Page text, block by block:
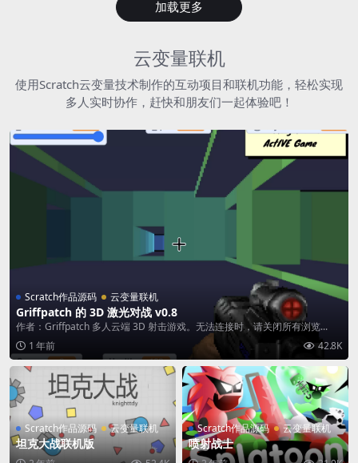
加载更多
云变量联机
使用Scratch云变量技术制作的互动项目和联机功能，轻松实现
多人实时协作，赶快和朋友们一起体验吧！
Scratch作品源码 云变量联机
Griffpatch 的 3D 激光对战 v0.8
作者：Griffpatch 多人云端 3D 射击游戏。无法连接时，请关闭所有浏览...
1 年前
42.8K
Scratch作品源码 云变量联机
坦克大战联机版
Scratch作品源码 云变量联机
喷射战士